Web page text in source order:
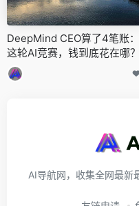
DeepMind CEO算了4笔账：
这轮AI竞赛，钱到底花在哪？
AI导航网，收集全网最新